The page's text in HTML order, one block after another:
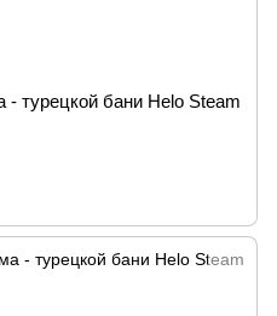
турецкой бани Helo Steam